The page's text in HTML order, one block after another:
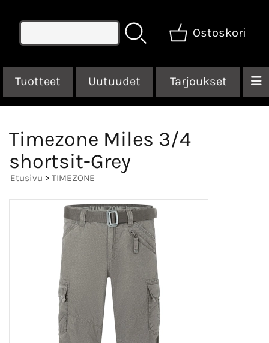
Ostoskori
Tuotteet Uutuudet Tarjoukset
Timezone Miles 3/4
shortsit-Grey
Etusivu > TIMEZONE